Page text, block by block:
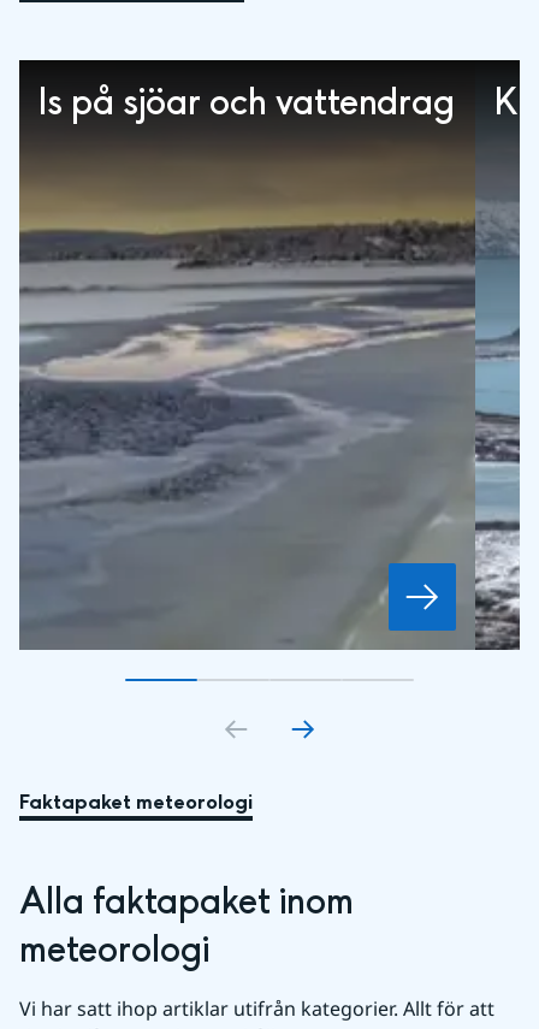
Is på sjöar och vattendrag
Gå till bildkort1
Gå till bildkort2
Gå till bildkort3
Gå till bildkort
Faktapaket meteorologi
Alla faktapaket inom
meteorologi
Vi har satt ihop artiklar utifrån kategorier. Allt för att